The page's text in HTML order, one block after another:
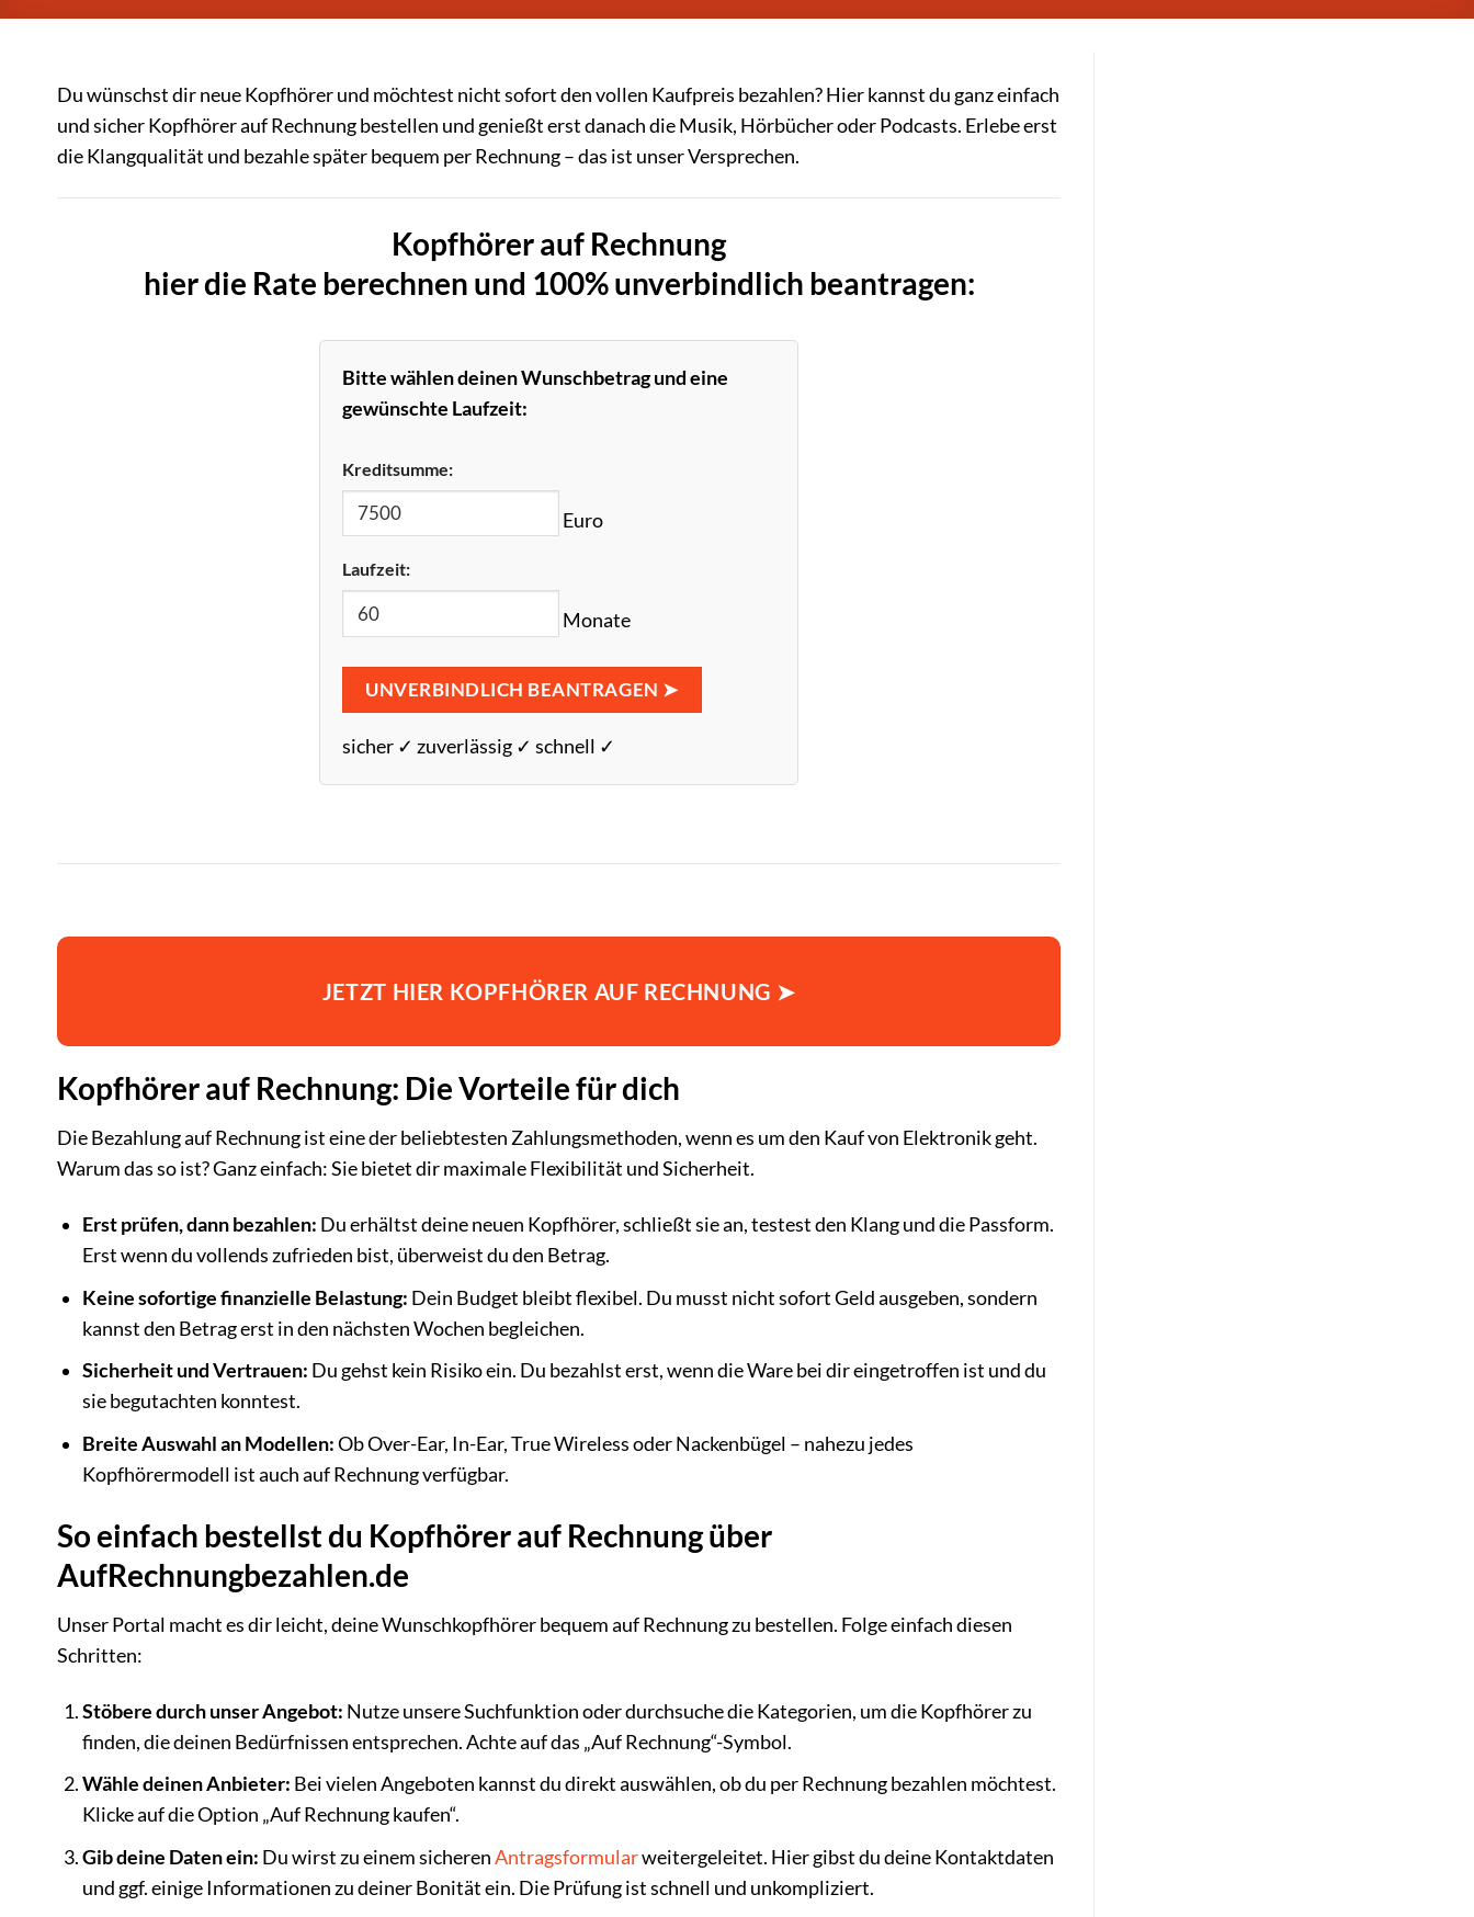
Du wünschst dir neue Kopfhörer und möchtest nicht sofort den vollen Kaufpreis bezahlen? Hier kannst du ganz einfach
und sicher Kopfhörer auf Rechnung bestellen und genießt erst danach die Musik, Hörbücher oder Podcasts. Erlebe erst
die Klangqualität und bezahle später bequem per Rechnung – das ist unser Versprechen.
Kopfhörer auf Rechnung
hier die Rate berechnen und 100% unverbindlich beantragen:
Bitte wählen deinen Wunschbetrag und eine
gewünschte Laufzeit:
Kreditsumme:
Euro
Laufzeit:
Monate
UNVERBINDLICH BEANTRAGEN ➤
sicher ✓ zuverlässig ✓ schnell ✓
JETZT HIER KOPFHÖRER AUF RECHNUNG ➤
Kopfhörer auf Rechnung: Die Vorteile für dich
Die Bezahlung auf Rechnung ist eine der beliebtesten Zahlungsmethoden, wenn es um den Kauf von Elektronik geht.
Warum das so ist? Ganz einfach: Sie bietet dir maximale Flexibilität und Sicherheit.
Erst prüfen, dann bezahlen: Du erhältst deine neuen Kopfhörer, schließt sie an, testest den Klang und die Passform.
Erst wenn du vollends zufrieden bist, überweist du den Betrag.
Keine sofortige finanzielle Belastung: Dein Budget bleibt flexibel. Du musst nicht sofort Geld ausgeben, sondern
kannst den Betrag erst in den nächsten Wochen begleichen.
Sicherheit und Vertrauen: Du gehst kein Risiko ein. Du bezahlst erst, wenn die Ware bei dir eingetroffen ist und du
sie begutachten konntest.
Breite Auswahl an Modellen:Ob Over-Ear, In-Ear, True Wireless oder Nackenbügel – nahezu jedes
Kopfhörermodell ist auch auf Rechnung verfügbar.
So einfach bestellst du Kopfhörer auf Rechnung über
AufRechnungbezahlen.de
Unser Portal macht es dir leicht, deine Wunschkopfhörer bequem auf Rechnung zu bestellen. Folge einfach diesen
Schritten:
Stöbere durch unser Angebot: Nutze unsere Suchfunktion oder durchsuche die Kategorien, um die Kopfhörer zu
finden, die deinen Bedürfnissen entsprechen. Achte auf das „Auf Rechnung“-Symbol.
Wähle deinen Anbieter: Bei vielen Angeboten kannst du direkt auswählen, ob du per Rechnung bezahlen möchtest.
Klicke auf die Option „Auf Rechnung kaufen“.
Gib deine Daten ein: Du wirst zu einem sicherenAntragsformularweitergeleitet. Hier gibst du deine Kontaktdaten
und ggf. einige Informationen zu deiner Bonität ein. Die Prüfung ist schnell und unkompliziert.